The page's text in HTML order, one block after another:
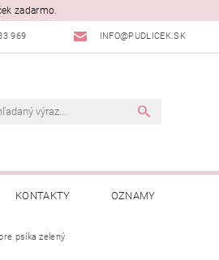
zadarmo.
969 INFO@PUDLICEK.SK
KONTAKTY OZNAMY
psíka zelený